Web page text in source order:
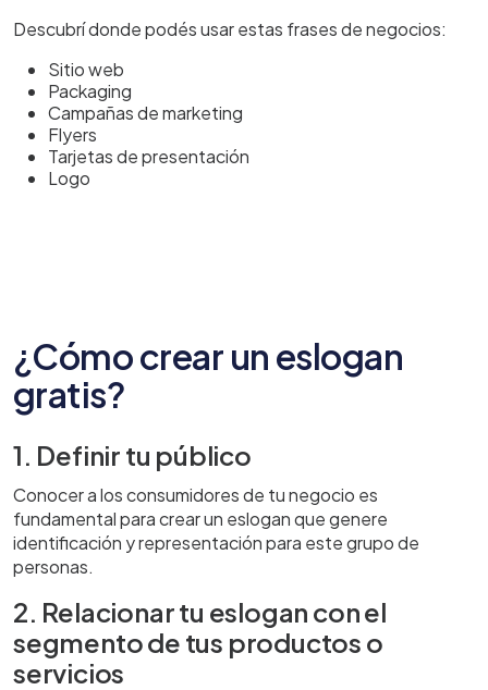
Descubrí donde podés usar estas frases de negocios:
Sitio web
Packaging
Campañas de marketing
Flyers
Tarjetas de presentación
Logo
¿Cómo crear un eslogan
gratis?
1. Definir tu público
Conocer a los consumidores de tu negocio es
fundamental para crear un eslogan que genere
identificación y representación para este grupo de
personas.
2. Relacionar tu eslogan con el
segmento de tus productos o
servicios